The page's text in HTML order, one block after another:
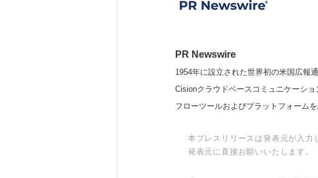
PR Newswire
1954年に設立された世界初の米国広報
Cisionクラウドベースコミュニケーシ
フローツールおよびプラットフォーム
本プレスリリースは発表元が入力
発表元に直接お願いいたします。